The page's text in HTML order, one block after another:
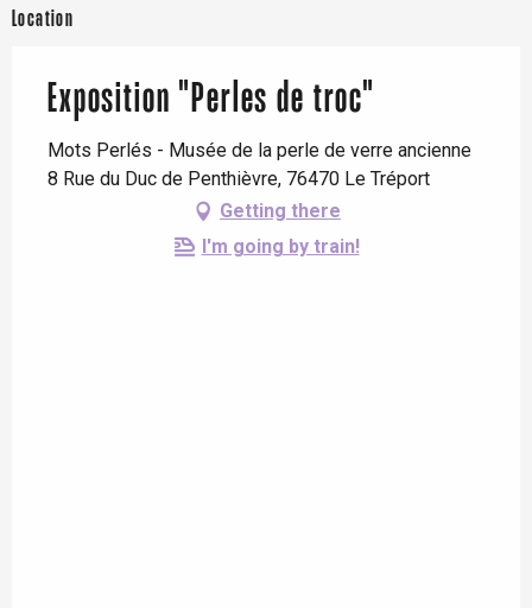
Location
Exposition "Perles de troc"
Mots Perlés - Musée de la perle de verre ancienne
8 Rue du Duc de Penthièvre, 76470 Le Tréport
Getting there
I'm going by train!